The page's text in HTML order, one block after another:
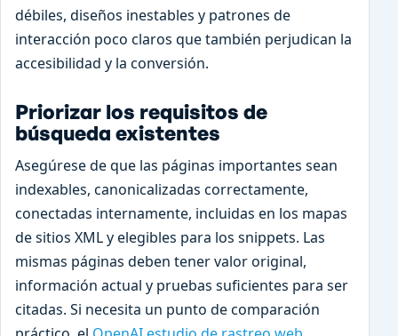
débiles, diseños inestables y patrones de
interacción poco claros que también perjudican la
accesibilidad y la conversión.
Priorizar los requisitos de
búsqueda existentes
Asegúrese de que las páginas importantes sean
indexables, canonicalizadas correctamente,
conectadas internamente, incluidas en los mapas
de sitios XML y elegibles para los snippets. Las
mismas páginas deben tener valor original,
información actual y pruebas suficientes para ser
citadas. Si necesita un punto de comparación